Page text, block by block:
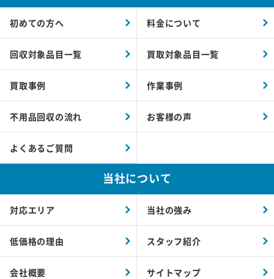
初めての方へ 料金について
回収対象品目一覧 買取対象品目一覧
買取事例 作業事例
不用品回収の流れ お客様の声
よくあるご質問
当社について
対応エリア 当社の強み
低価格の理由 スタッフ紹介
会社概要 サイトマップ